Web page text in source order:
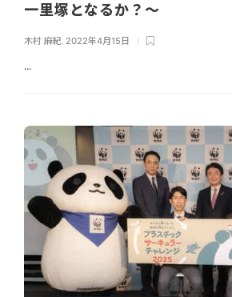
一里塚となるか？～
木村 麻紀, 2022年4月15日
...